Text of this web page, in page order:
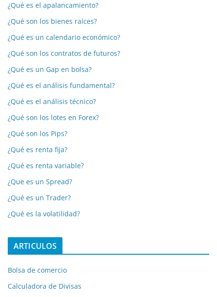
¿Qué es el apalancamiento?
¿Qué son los bienes raíces?
¿Qué es un calendario económico?
¿Qué son los contratos de futuros?
¿Qué es un Gap en bolsa?
¿Qué es el análisis fundamental?
¿Qué es el análisis técnico?
¿Qué son los lotes en Forex?
¿Qué son los Pips?
¿Qué es renta fija?
¿Qué es renta variable?
¿Que es un Spread?
¿Qué es un Trader?
¿Qué es la volatilidad?
ARTICULOS
Bolsa de comercio
Calculadora de Divisas